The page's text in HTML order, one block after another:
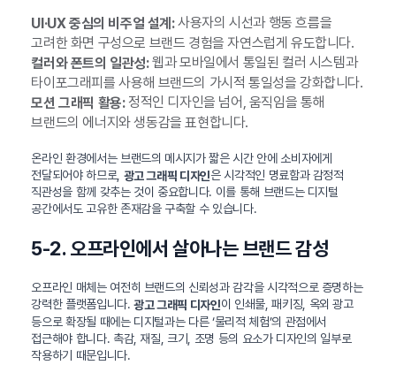
UI·UX 중심의 비주얼 설계:사용자의 시선과 행동 흐름을
고려한 화면 구성으로 브랜드 경험을 자연스럽게 유도합니다.
컬러와 폰트의 일관성:웹과 모바일에서 통일된 컬러 시스템과
타이포그래피를 사용해 브랜드의 가시적 통일성을 강화합니다.
모션 그래픽 활용:정적인 디자인을 넘어, 움직임을 통해
브랜드의 에너지와 생동감을 표현합니다.
온라인 환경에서는 브랜드의 메시지가 짧은 시간 안에 소비자에게
전달되어야 하므로, 광고 그래픽 디자인은 시각적인 명료함과 감정적
직관성을 함께 갖추는 것이 중요합니다. 이를 통해 브랜드는 디지털
공간에서도 고유한 존재감을 구축할 수 있습니다.
5-2. 오프라인에서 살아나는 브랜드 감성
오프라인 매체는 여전히 브랜드의 신뢰성과 감각을 시각적으로 증명하는
강력한 플랫폼입니다.광고 그래픽 디자인이 인쇄물, 패키징, 옥외 광고
등으로 확장될 때에는 디지털과는 다른 ‘물리적 체험’의 관점에서
접근해야 합니다. 촉감, 재질, 크기, 조명 등의 요소가 디자인의 일부로
작용하기 때문입니다.